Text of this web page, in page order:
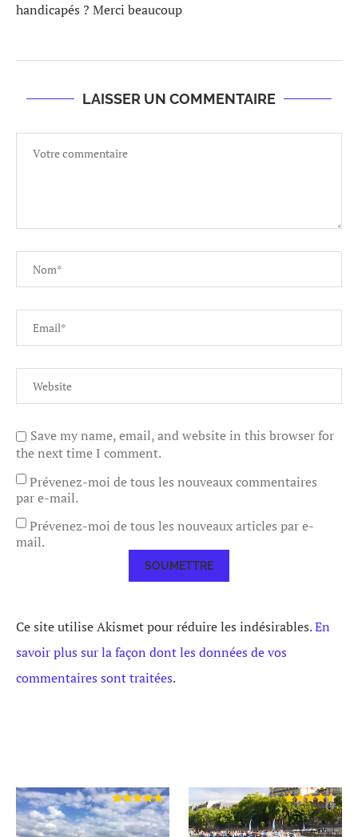
handicapés ? Merci beaucoup
LAISSER UN COMMENTAIRE
Save my name, email, and website in this browser for
the next time I comment.
Prévenez-moi de tous les nouveaux commentaires
par e-mail.
Prévenez-moi de tous les nouveaux articles par e-
mail.
Ce site utilise Akismet pour réduire les indésirables.En
savoir plus sur la façon dont les données de vos
commentaires sont traitées.